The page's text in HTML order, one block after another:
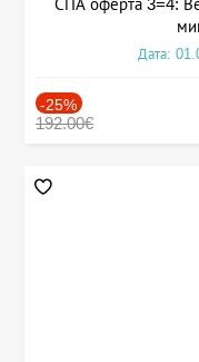
СПА оферта 3=4:
Дата:
-25%
192.00€